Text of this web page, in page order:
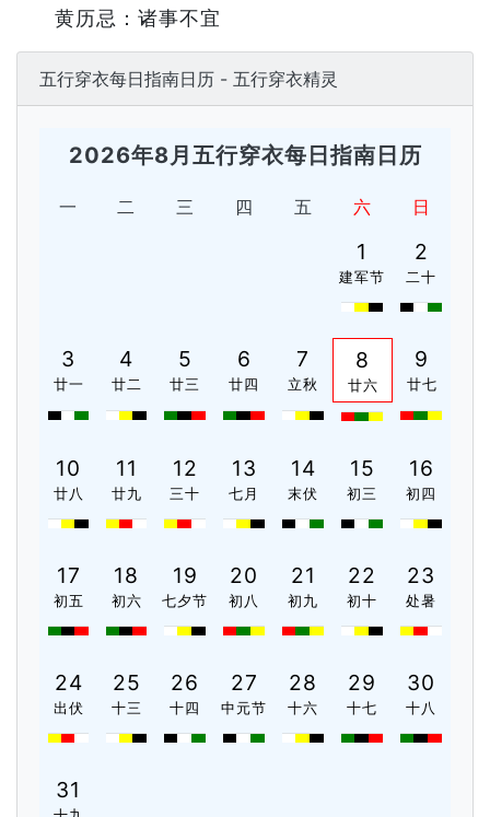
黄历忌：诸事不宜
五行穿衣每日指南日历 - 五行穿衣精灵
2026年8月五行穿衣每日指南日历
一 二 三 四 五 六 日
1
建军节
2
二十
3
廿一
4
廿二
5
廿三
6
廿四
7
立秋
8
廿六
9
廿七
10
廿八
11
廿九
12
三十
13
七月
14
末伏
15
初三
16
初四
17
初五
18
初六
19
七夕节
20
初八
21
初九
22
初十
23
处暑
24
出伏
25
十三
26
十四
27
中元节
28
十六
29
十七
30
十八
31